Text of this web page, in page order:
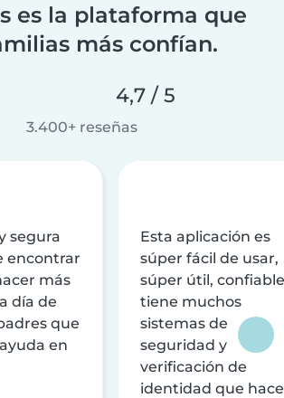
es la plataforma que
más confían.
4,7 / 5
3.400+ reseñas
segura
encontrar
más
día de
que
en
Esta aplicación es
súper fácil de usar,
súper útil,
tiene muchos
sistemas de
seguridad y
verificación de
identidad que